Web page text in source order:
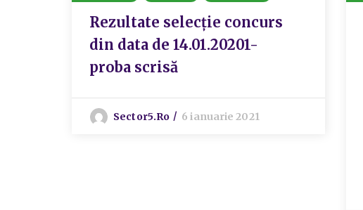
Rezultate selecție concurs
din data de 14.01.20201-
proba scrisă
Sector5.ro 6 ianuarie 2021